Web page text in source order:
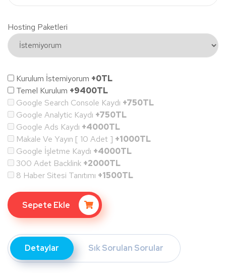
Hosting Paketleri
Kurulum İstemiyorum +0TL
Temel Kurulum +9400TL
Google Search Console Kaydı +750TL
Google Analytic Kaydı +750TL
Google Ads Kaydı +4000TL
Makale Ve Yayın [ 10 Adet ] +1000TL
Google İşletme Kaydı +4000TL
300 Adet Backlink +2000TL
8 Haber Sitesi Tanıtımı +1500TL
Sepete Ekle
Detaylar Sık Sorulan Sorular